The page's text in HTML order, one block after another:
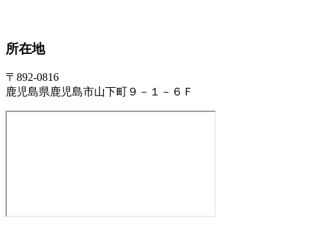
所在地
〒892-0816
鹿児島県鹿児島市山下町９－１－６Ｆ